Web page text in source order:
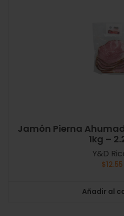
Jamón Pierna
1kg –
Y&D
$12.55
Añadir al